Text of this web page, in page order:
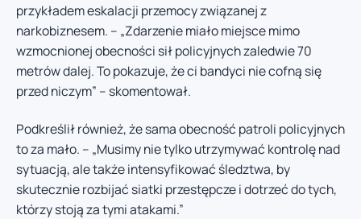
przykładem eskalacji przemocy związanej z
narkobiznesem. – „Zdarzenie miało miejsce mimo
wzmocnionej obecności sił policyjnych zaledwie 70
metrów dalej. To pokazuje, że ci bandyci nie cofną się
przed niczym” – skomentował.
Podkreślił również, że sama obecność patroli policyjnych
to za mało. – „Musimy nie tylko utrzymywać kontrolę nad
sytuacją, ale także intensyfikować śledztwa, by
skutecznie rozbijać siatki przestępcze i dotrzeć do tych,
którzy stoją za tymi atakami.”